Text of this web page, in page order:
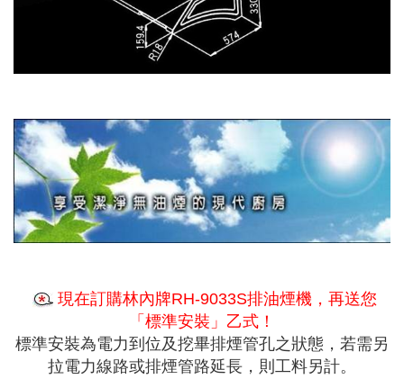
現在訂購林內牌RH-9033S排油煙機，再送您
「標準安裝」乙式！
標準安裝為電力到位及挖畢排煙管孔之狀態，若需另
拉電力線路或排煙管路延長，則工料另計。